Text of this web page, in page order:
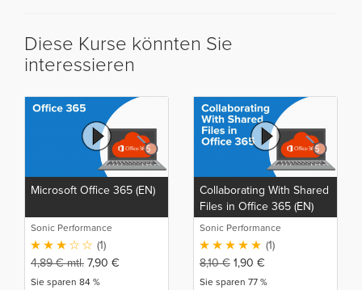
Diese Kurse könnten Sie
interessieren
Microsoft Office 365 (EN)
Sonic Performance
(1)
4,89€mtl. 7,90 €
Sie sparen 84 %
Collaborating With Shared
Files in Office 365 (EN)
Sonic Performance
(1)
8,10€ 1,90 €
Sie sparen 77 %